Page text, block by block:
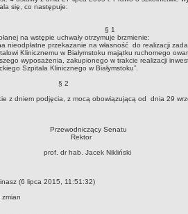
się, co następuje:
§ 1
na wstępie uchwały otrzymuje brzmienie:
nieodpłatne przekazanie na własność do realizacji
Klinicznemu w Białymstoku majątku ruchomego
wyposażenia, zakupionego w trakcie realizacji
Szpitala Klinicznego w Białymstoku”.
2
z dniem podjęcia, z mocą obowiązującą od dnia 29
Senatu
Jacek Nikliński
(6 lipca 2015, 11:51:32)
zmian